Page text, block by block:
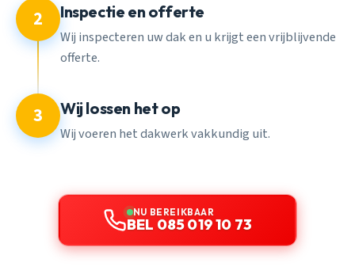
2 Inspectie en offerte
Wij inspecteren uw dak en u krijgt een vrijblijvende
offerte.
3 Wij lossen het op
Wij voeren het dakwerk vakkundig uit.
NU BEREIKBAAR
BEL 085 019 10 73